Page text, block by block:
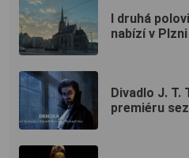
I druhá
nabízí v
Divadlo J. T.
premiéru